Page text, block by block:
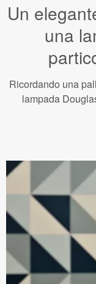
Un
una
Ricordando una
lampada